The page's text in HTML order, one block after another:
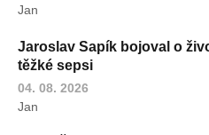
Jan
Jaroslav Sapík bojoval o
těžké sepsi
04. 08. 2026
Jan